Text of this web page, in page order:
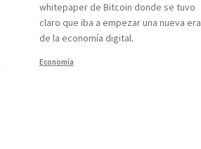
whitepaper de Bitcoin donde se tuvo
claro que iba a empezar una nueva era
de la economía digital.
Economía